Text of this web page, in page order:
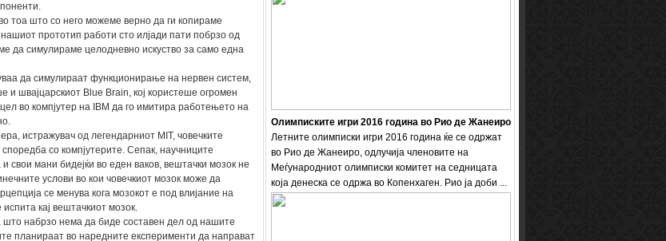
тоа што со него можеме верно да ги копираме
прототип работи сто илјади пати побрзо од
да симулираме целодневно искуство за само една
да симулираат функционирање на нервен систем,
и швајцарскиот Blue Brain, кој користеше огромен
во компјутер на IBM да го имитира работењето на
истражувач од легендарниот MIT, човечките
со компјутерите. Сепак, научниците
свои мани бидејќи во еден ваков, вештачки мозок не
услови во кои човечкиот мозок може да
се менува кога мозокот е под влијание на
кај вештачкиот мозок.
што набрзо нема да биде составен дел од нашите
планираат во наредните експерименти да направат
Олимписките игри 2016 година во Рио де Жанеиро
Летните олимписки игри 2016 година ќе се одржат
во Рио де Жанеиро, одлучија членовите на
Меѓународниот олимписки комитет на седницата
која денеска се одржа во Копенхаген. Рио ја доби ...